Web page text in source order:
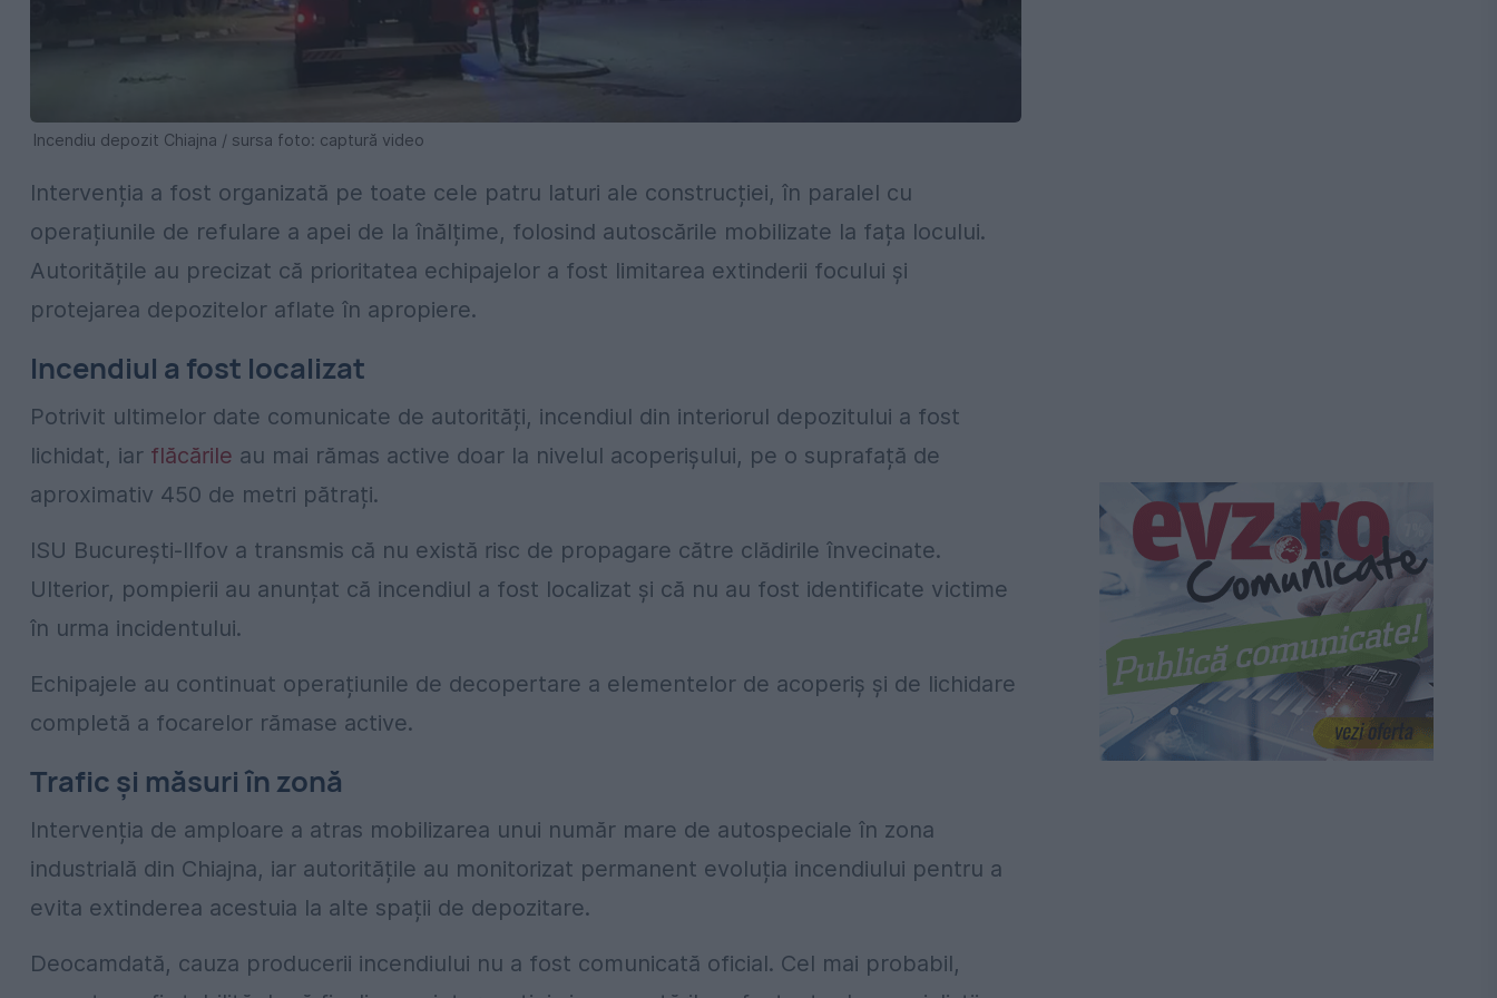
Incendiu depozit Chiajna / sursa foto: captură video
Intervenția a fost organizată pe toate cele patru laturi ale construcției, în paralel cu
operațiunile de refulare a apei de la înălțime, folosind autoscările mobilizate la fața locului.
Autoritățile au precizat că prioritatea echipajelor a fost limitarea extinderii focului și
protejarea depozitelor aflate în apropiere.
Incendiul a fost localizat
Potrivit ultimelor date comunicate de autorități, incendiul din interiorul depozitului a fost
lichidat, iar flăcările au mai rămas active doar la nivelul acoperișului, pe o suprafață de
aproximativ 450 de metri pătrați.
ISU București-Ilfov a transmis că nu există risc de propagare către clădirile învecinate.
Ulterior, pompierii au anunțat că incendiul a fost localizat și că nu au fost identificate victime
în urma incidentului.
Echipajele au continuat operațiunile de decopertare a elementelor de acoperiș și de lichidare
completă a focarelor rămase active.
Trafic și măsuri în zonă
Intervenția de amploare a atras mobilizarea unui număr mare de autospeciale în zona
industrială din Chiajna, iar autoritățile au monitorizat permanent evoluția incendiului pentru a
evita extinderea acestuia la alte spații de depozitare.
Deocamdată, cauza producerii incendiului nu a fost comunicată oficial. Cel mai probabil,